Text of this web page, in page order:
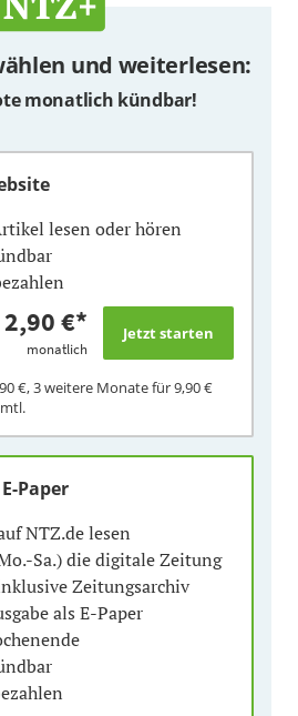
und weiterlesen:
monatlich kündbar!
lesen oder hören
2,90 €*
monatlich
€, 3 weitere Monate für9,90 €
mtl.
Paper
NTZ.de lesen
Sa.) die digitale Zeitung
Zeitungsarchiv
als E-Paper